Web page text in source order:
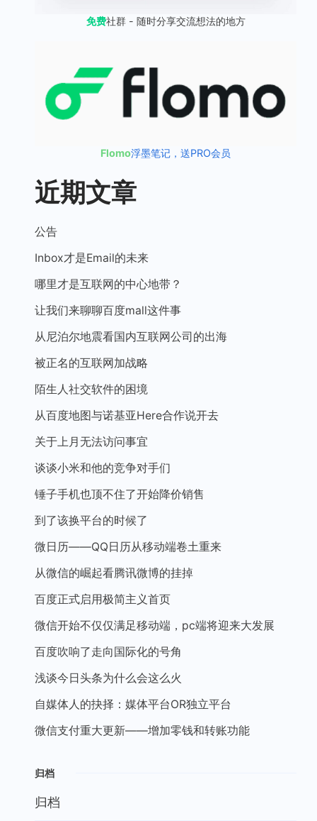
免费社群 - 随时分享交流想法的地方
Flomo浮墨笔记，送PRO会员
近期文章
公告
Inbox才是Email的未来
哪里才是互联网的中心地带？
让我们来聊聊百度mall这件事
从尼泊尔地震看国内互联网公司的出海
被正名的互联网加战略
陌生人社交软件的困境
从百度地图与诺基亚Here合作说开去
关于上月无法访问事宜
谈谈小米和他的竞争对手们
锤子手机也顶不住了开始降价销售
到了该换平台的时候了
微日历——QQ日历从移动端卷土重来
从微信的崛起看腾讯微博的挂掉
百度正式启用极简主义首页
微信开始不仅仅满足移动端，pc端将迎来大发展
百度吹响了走向国际化的号角
浅谈今日头条为什么会这么火
自媒体人的抉择：媒体平台OR独立平台
微信支付重大更新——增加零钱和转账功能
归档
归档